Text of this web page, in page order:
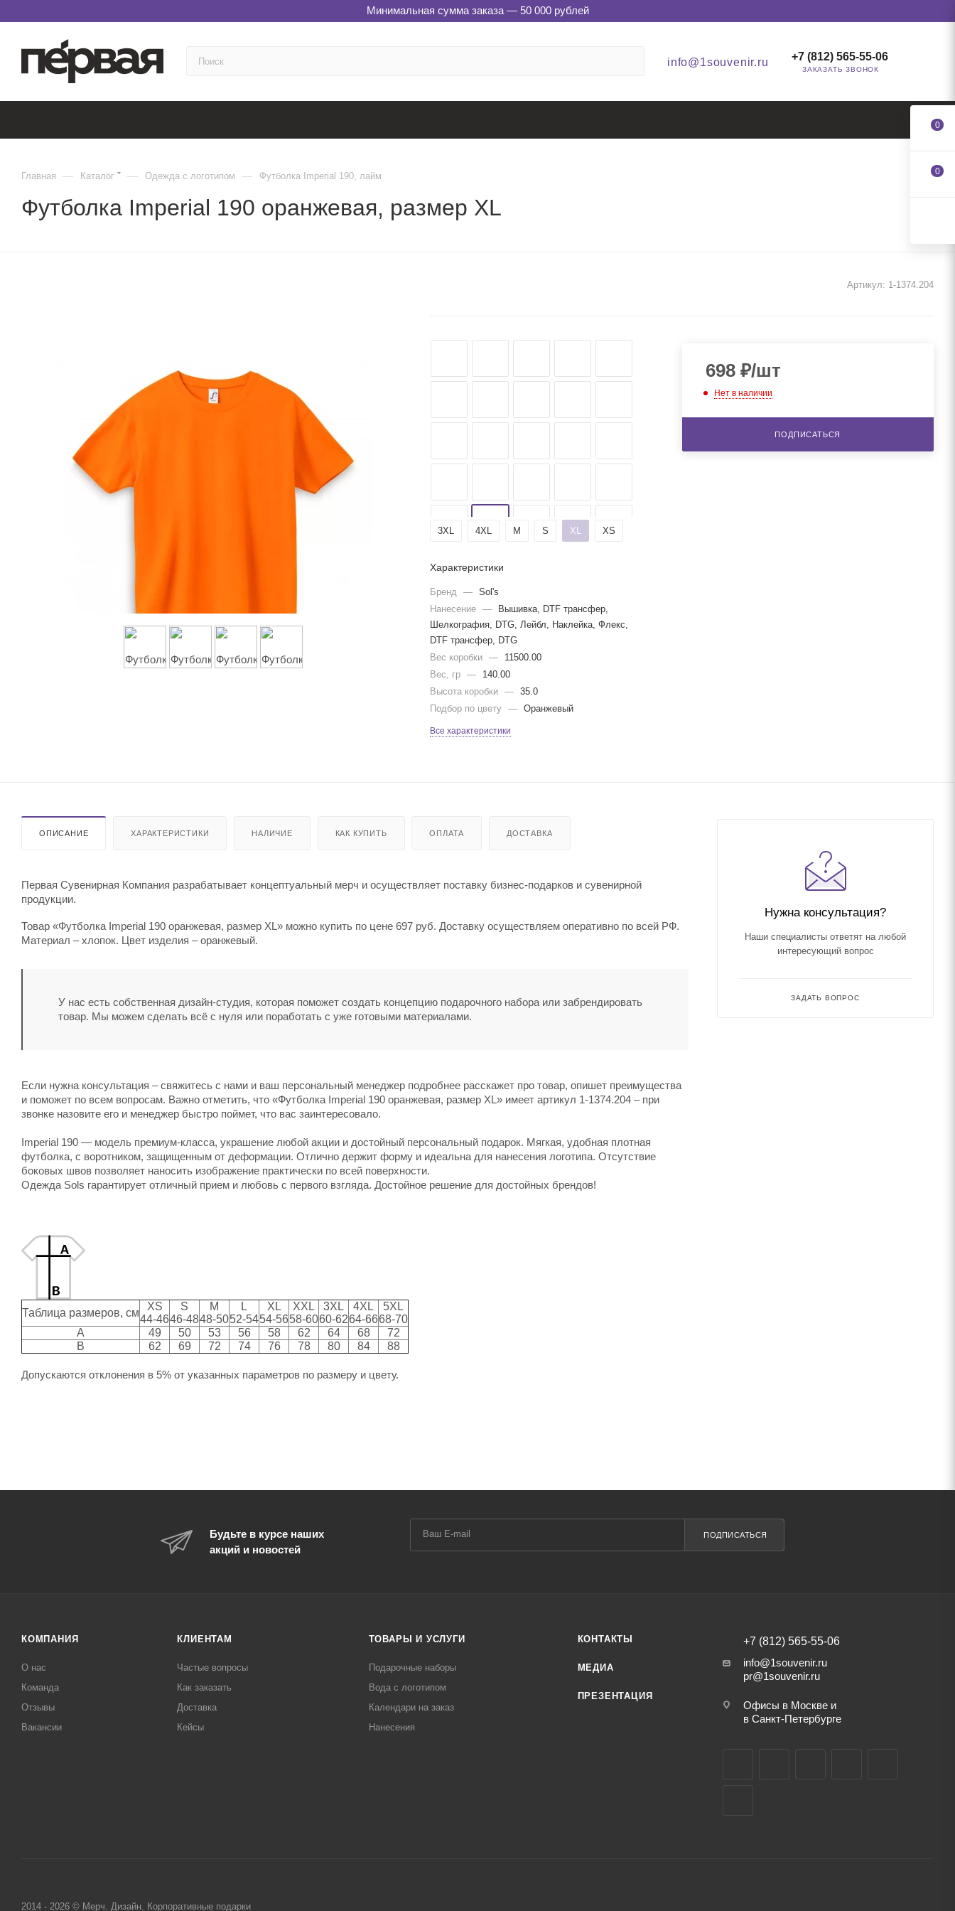
Минимальная сумма заказа — 50 000 рублей
info@1souvenir.ru +7 (812) 565-55-06
ЗАКАЗАТЬ ЗВОНОК
Главная — Каталог — Одежда с логотипом — Футболка Imperial 190, лайм
Футболка Imperial 190 оранжевая, размер XL
Артикул: 1-1374.204
3XL 4XL M S XL XS
Характеристики
Бренд —
Sol's
Нанесение
—
Вышивка, DTF трансфер,
Шелкография, DTG, Лейбл, Наклейка, Флекс,
DTF трансфер, DTG
Вес коробки
—
11500.00
Вес, гр
—
140.00
Высота коробки
—
35.0
Подбор по цвету
— Оранжевый
Все характеристики
698₽/шт
Нет в наличии
ПОДПИСАТЬСЯ
ОПИСАНИЕ ХАРАКТЕРИСТИКИ НАЛИЧИЕ КАК КУПИТЬ ОПЛАТА ДОСТАВКА
Первая Сувенирная Компания разрабатывает концептуальный мерч и осуществляет поставку бизнес-подарков и сувенирной
продукции.
Товар «Футболка Imperial 190 оранжевая, размер XL» можно купить по цене 697 руб. Доставку осуществляем оперативно по всей РФ.
Материал – хлопок. Цвет изделия – оранжевый.
У нас есть собственная дизайн-студия, которая поможет создать концепцию подарочного набора или забрендировать
товар. Мы можем сделать всё с нуля или поработать с уже готовыми материалами.
Если нужна консультация – свяжитесь с нами и ваш персональный менеджер подробнее расскажет про товар, опишет преимущества
и поможет по всем вопросам. Важно отметить, что «Футболка Imperial 190 оранжевая, размер XL» имеет артикул 1-1374.204 – при
звонке назовите его и менеджер быстро поймет, что вас заинтересовало.
Imperial 190 — модель премиум-класса, украшение любой акции и достойный персональный подарок. Мягкая, удобная плотная
футболка, с воротником, защищенным от деформации. Отлично держит форму и идеальна для нанесения логотипа. Отсутствие
боковых швов позволяет наносить изображение практически по всей поверхности.
Одежда Sols гарантирует отличный прием и любовь с первого взгляда. Достойное решение для достойных брендов!
Таблица размеров, см
XS
44-46
S
46-48
M
48-50
L
52-54
XL
54-56
XXL
58-60
3XL
60-62
4XL
64-66
5XL
68-70
A
49 50 53 56 58 62 64 68
72
B
62 69 72 74 76 78 80 84 88
Допускаются отклонения в 5% от указанных параметров по размеру и цвету.
Нужна консультация?
Наши специалисты ответят на любой
интересующий вопрос
ЗАДАТЬ ВОПРОС
Будьте в курсе наших
акций и новостей
ПОДПИСАТЬСЯ
КОМПАНИЯ
О нас
Команда
Отзывы
Вакансии
КЛИЕНТАМ
Частые вопросы
Как заказать
Доставка
Кейсы
ТОВАРЫ И УСЛУГИ
Подарочные наборы
Вода с логотипом
Календари на заказ
Нанесения
КОНТАКТЫ
МЕДИА
ПРЕЗЕНТАЦИЯ
+7 (812) 565-55-06
info@1souvenir.ru
pr@1souvenir.ru
Офисы в Москве и
в Санкт-Петербурге
2014 - 2026 © Мерч. Дизайн. Корпоративные подарки
0
0